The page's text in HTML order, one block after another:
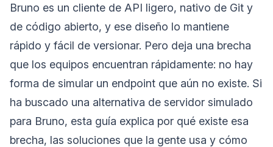
Bruno es un cliente de API ligero, nativo de Git y
de código abierto, y ese diseño lo mantiene
rápido y fácil de versionar. Pero deja una brecha
que los equipos encuentran rápidamente: no hay
forma de simular un endpoint que aún no existe. Si
ha buscado una alternativa de servidor simulado
para Bruno, esta guía explica por qué existe esa
brecha, las soluciones que la gente usa y cómo